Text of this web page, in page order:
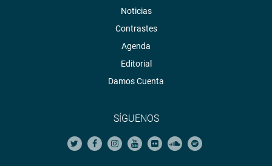
Noticias
Contrastes
Agenda
Editorial
Damos Cuenta
SÍGUENOS